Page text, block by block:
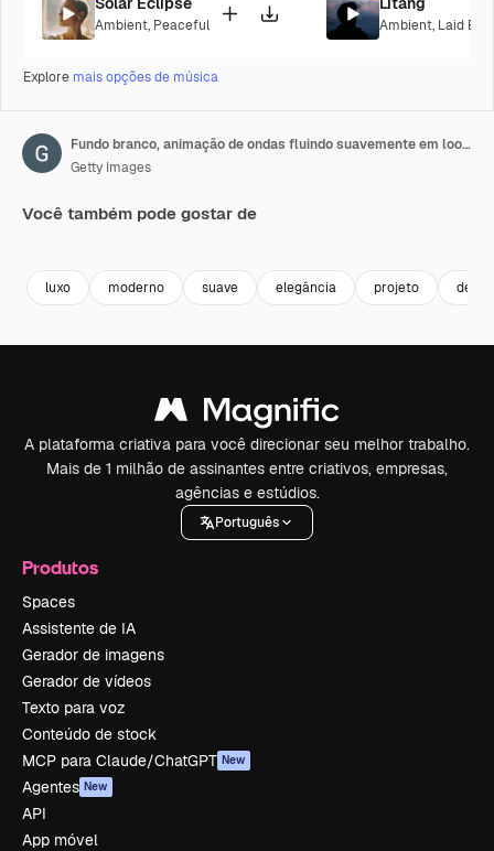
Ambient, Peaceful Ambient, Laid
Explore mais opções de música
Fundo branco, animação de ondas fluindo suavemente em loop contínuo 4K
Getty Images
Você também pode gostar de
luxo moderno suave elegância projeto
A plataforma criativa para você direcionar seu melhor trabalho.
Mais de 1 milhão de assinantes entre criativos, empresas,
agências e estúdios.
Português
Produtos
Spaces
Assistente de IA
Gerador de imagens
Gerador de vídeos
Texto para voz
Conteúdo de stock
MCP para Claude/ChatGPT New
Agentes New
API
App móvel